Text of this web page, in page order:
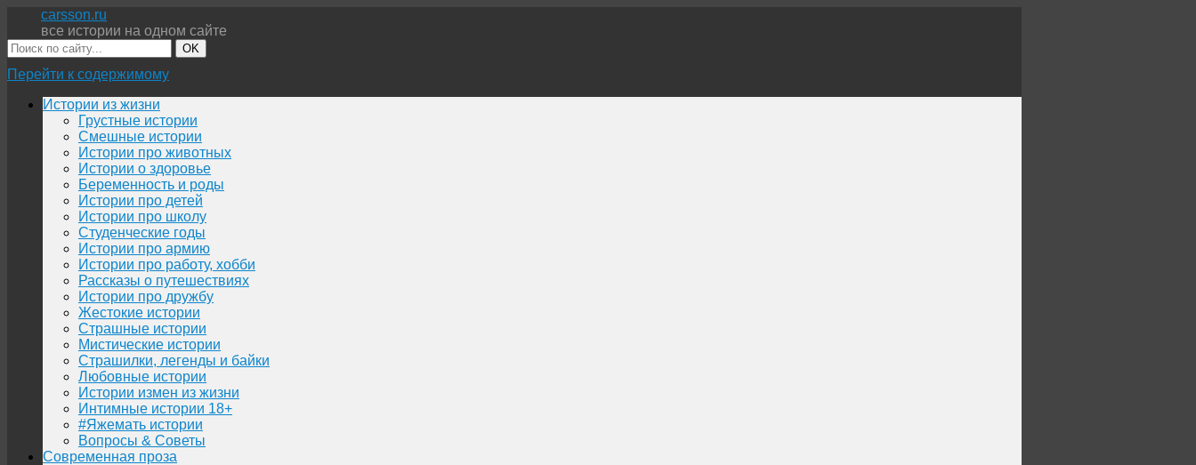
carsson.ru
все истории на одном сайте
OK
Перейти к содержимому
Истории из жизни
Грустные истории
Смешные истории
Истории про животных
Истории о здоровье
Беременность и роды
Истории про детей
Истории про школу
Студенческие годы
Истории про армию
Истории про работу, хобби
Рассказы о путешествиях
Истории про дружбу
Жестокие истории
Страшные истории
Мистические истории
Страшилки, легенды и байки
Любовные истории
Истории измен из жизни
Интимные истории 18+
#Яжемать истории
Вопросы & Советы
Современная проза